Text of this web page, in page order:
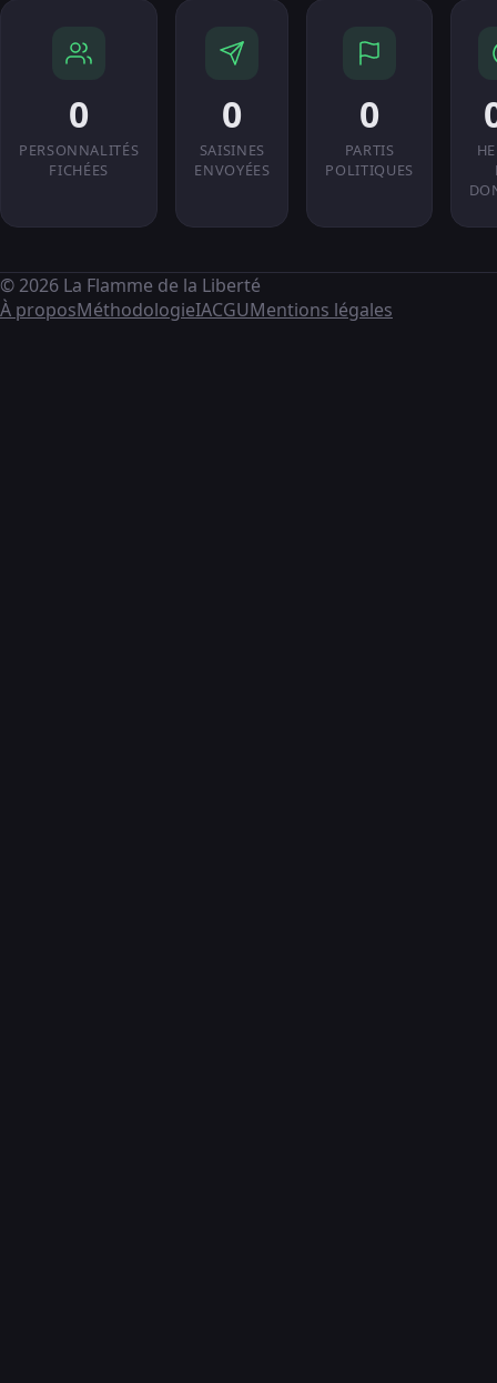
0
PERSONNALITÉS
FICHÉES
0
SAISINES
ENVOYÉES
0
PARTIS
POLITIQUES
© 2026 La Flamme de la Liberté
À proposMéthodologieIACGUMentions légales